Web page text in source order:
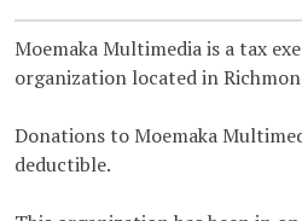
Moemaka Multimedia is a tax
organization located in
Donations to Moemaka
deductible.